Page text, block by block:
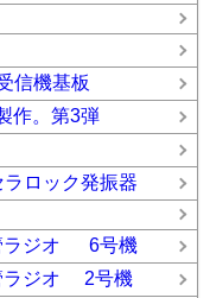
信機基板
作。第3弾
ロック発振器
ラジオ 6号機
ラジオ 2号機